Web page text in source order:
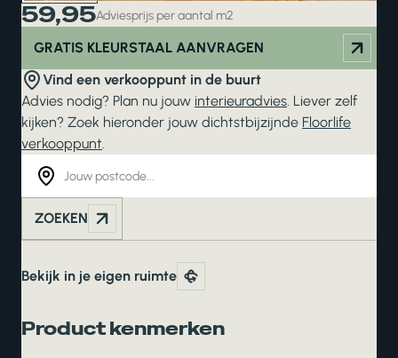
59,95Adviesprijs per aantal m2
GRATIS KLEURSTAAL AANVRAGEN
Vind een verkooppunt in de buurt
Advies nodig? Plan nu jouw interieuradvies. Liever zelf
kijken? Zoek hieronder jouw dichtstbijzijnde Floorlife
verkooppunt.
ZOEKEN
Bekijk in je eigen ruimte
Product kenmerken